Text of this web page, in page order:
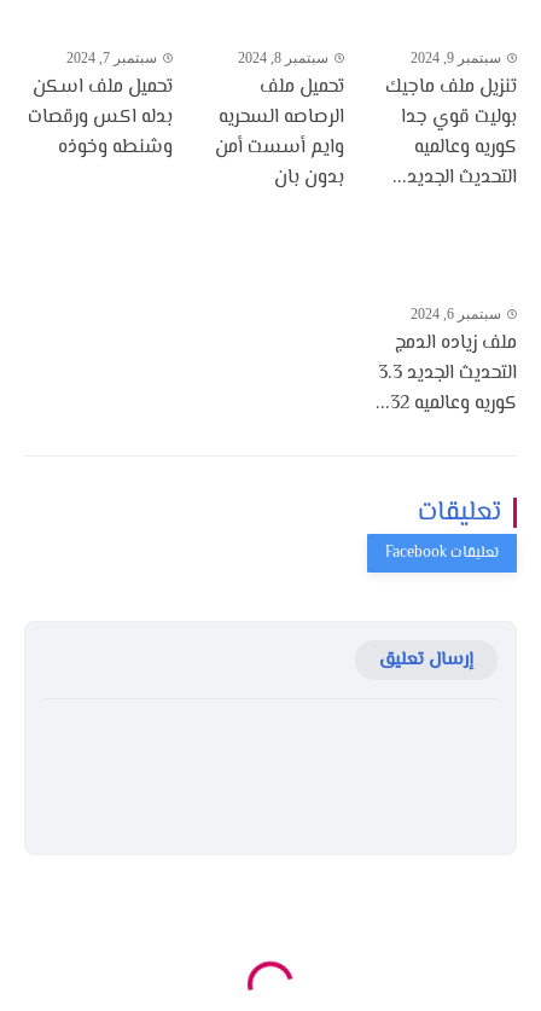
سبتمبر 9, 2024
تنزيل ملف ماجيك
بوليت قوي جدا
كوريه وعالميه
التحديث الجديد...
سبتمبر 8, 2024
تحميل ملف
الرصاصه السحريه
وايم أسست أمن
بدون بان
سبتمبر 7, 2024
تحميل ملف اسكن
بدله اكس ورقصات
وشنطه وخوذه
سبتمبر 6, 2024
ملف زياده الدمج
التحديث الجديد 3.3
كوريه وعالميه 32...
تعليقات
إرسال تعليق